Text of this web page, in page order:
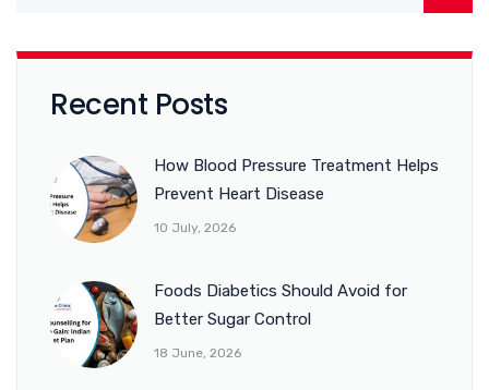
Recent Posts
How Blood Pressure Treatment Helps
Prevent Heart Disease
10 July, 2026
Foods Diabetics Should Avoid for
Better Sugar Control
18 June, 2026